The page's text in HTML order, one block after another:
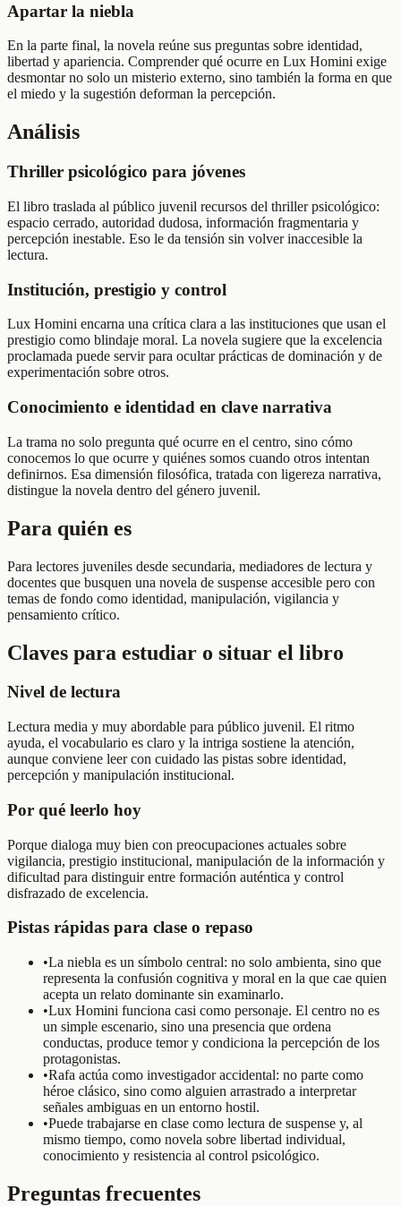
Apartar la niebla
En la parte final, la novela reúne sus preguntas sobre identidad,
libertad y apariencia. Comprender qué ocurre en Lux Homini exige
desmontar no solo un misterio externo, sino también la forma en que
el miedo y la sugestión deforman la percepción.
Análisis
Thriller psicológico para jóvenes
El libro traslada al público juvenil recursos del thriller psicológico:
espacio cerrado, autoridad dudosa, información fragmentaria y
percepción inestable. Eso le da tensión sin volver inaccesible la
lectura.
Institución, prestigio y control
Lux Homini encarna una crítica clara a las instituciones que usan el
prestigio como blindaje moral. La novela sugiere que la excelencia
proclamada puede servir para ocultar prácticas de dominación y de
experimentación sobre otros.
Conocimiento e identidad en clave narrativa
La trama no solo pregunta qué ocurre en el centro, sino cómo
conocemos lo que ocurre y quiénes somos cuando otros intentan
definirnos. Esa dimensión filosófica, tratada con ligereza narrativa,
distingue la novela dentro del género juvenil.
Para quién es
Para lectores juveniles desde secundaria, mediadores de lectura y
docentes que busquen una novela de suspense accesible pero con
temas de fondo como identidad, manipulación, vigilancia y
pensamiento crítico.
Claves para estudiar o situar el libro
Nivel de lectura
Lectura media y muy abordable para público juvenil. El ritmo
ayuda, el vocabulario es claro y la intriga sostiene la atención,
aunque conviene leer con cuidado las pistas sobre identidad,
percepción y manipulación institucional.
Por qué leerlo hoy
Porque dialoga muy bien con preocupaciones actuales sobre
vigilancia, prestigio institucional, manipulación de la información y
dificultad para distinguir entre formación auténtica y control
disfrazado de excelencia.
Pistas rápidas para clase o repaso
•La niebla es un símbolo central: no solo ambienta, sino que
representa la confusión cognitiva y moral en la que cae quien
acepta un relato dominante sin examinarlo.
•Lux Homini funciona casi como personaje. El centro no es
un simple escenario, sino una presencia que ordena
conductas, produce temor y condiciona la percepción de los
protagonistas.
•Rafa actúa como investigador accidental: no parte como
héroe clásico, sino como alguien arrastrado a interpretar
señales ambiguas en un entorno hostil.
•Puede trabajarse en clase como lectura de suspense y, al
mismo tiempo, como novela sobre libertad individual,
conocimiento y resistencia al control psicológico.
Preguntas frecuentes